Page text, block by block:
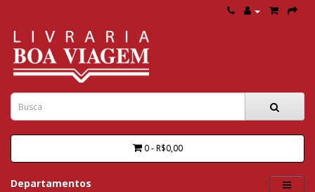
0 - R$0,00
Departamentos